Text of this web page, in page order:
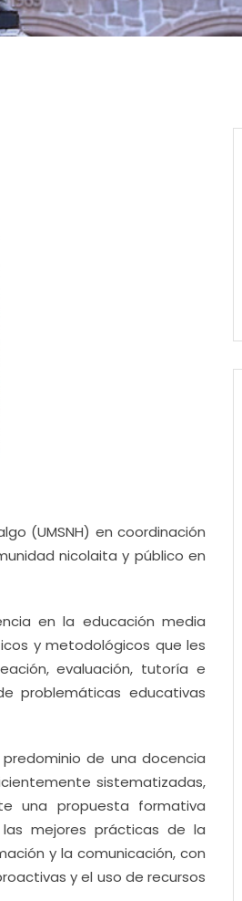
(UMSNH) en coordinación
nicolaita y público en
en la educación media
y metodológicos que les
evaluación, tutoría e
problemáticas educativas
de una docencia
sistematizadas,
una propuesta formativa
mejores prácticas de la
y la comunicación, con
y el uso de recursos